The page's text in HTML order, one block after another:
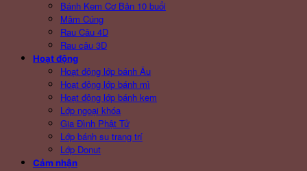
Bánh Kem Cơ Bản 10 buổi
Mâm Cúng
Rau Câu 4D
Rau câu 3D
Hoạt động
Hoạt động lớp bánh Âu
Hoạt động lớp bánh mì
Hoạt động lớp bánh kem
Lớp ngoại khóa
Gia Đình Phật Tử
Lớp bánh su trang trí
Lớp Donut
Cảm nhận